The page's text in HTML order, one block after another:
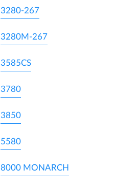
3280-267
3280M-267
3585CS
3780
3850
5580
8000 MONARCH